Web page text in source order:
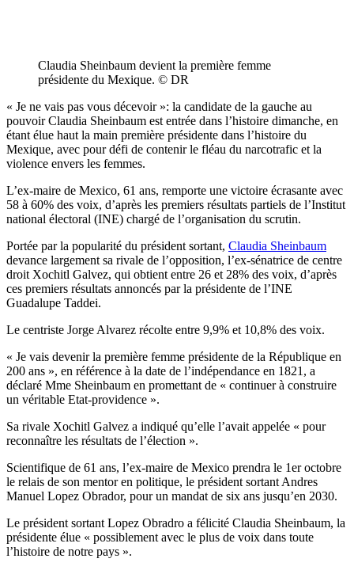
Claudia Sheinbaum devient la première femme
présidente du Mexique. © DR
« Je ne vais pas vous décevoir »: la candidate de la gauche au
pouvoir Claudia Sheinbaum est entrée dans l’histoire dimanche, en
étant élue haut la main première présidente dans l’histoire du
Mexique, avec pour défi de contenir le fléau du narcotrafic et la
violence envers les femmes.
L’ex-maire de Mexico, 61 ans, remporte une victoire écrasante avec
58 à 60% des voix, d’après les premiers résultats partiels de l’Institut
national électoral (INE) chargé de l’organisation du scrutin.
Portée par la popularité du président sortant, Claudia Sheinbaum
devance largement sa rivale de l’opposition, l’ex-sénatrice de centre
droit Xochitl Galvez, qui obtient entre 26 et 28% des voix, d’après
ces premiers résultats annoncés par la présidente de l’INE
Guadalupe Taddei.
Le centriste Jorge Alvarez récolte entre 9,9% et 10,8% des voix.
« Je vais devenir la première femme présidente de la République en
200 ans », en référence à la date de l’indépendance en 1821, a
déclaré Mme Sheinbaum en promettant de « continuer à construire
un véritable Etat-providence ».
Sa rivale Xochitl Galvez a indiqué qu’elle l’avait appelée « pour
reconnaître les résultats de l’élection ».
Scientifique de 61 ans, l’ex-maire de Mexico prendra le 1er octobre
le relais de son mentor en politique, le président sortant Andres
Manuel Lopez Obrador, pour un mandat de six ans jusqu’en 2030.
Le président sortant Lopez Obradro a félicité Claudia Sheinbaum, la
présidente élue « possiblement avec le plus de voix dans toute
l’histoire de notre pays ».